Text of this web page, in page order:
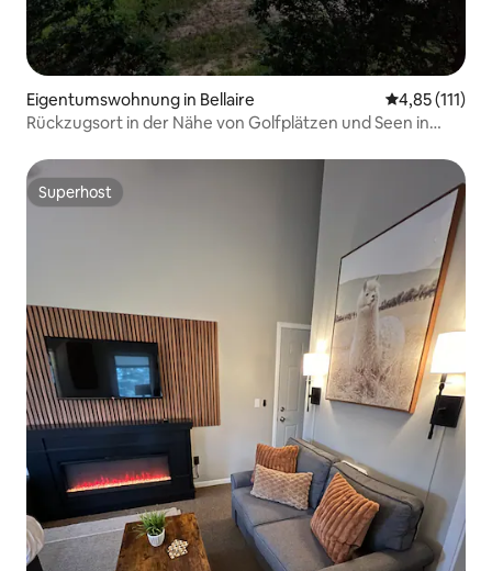
Eigentumswohnung in Bellaire
4,85 (111)
Rückzugsort in der Nähe von Golfplätzen und Seen in
Superhost
Superhost